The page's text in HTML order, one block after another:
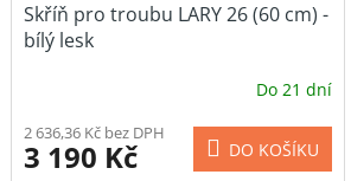
Skříň pro troubu LARY 26 (60 cm) -
bílý lesk
Do 21 dní
2 636,36 Kč bez DPH
3 190 Kč DO KOŠÍKU